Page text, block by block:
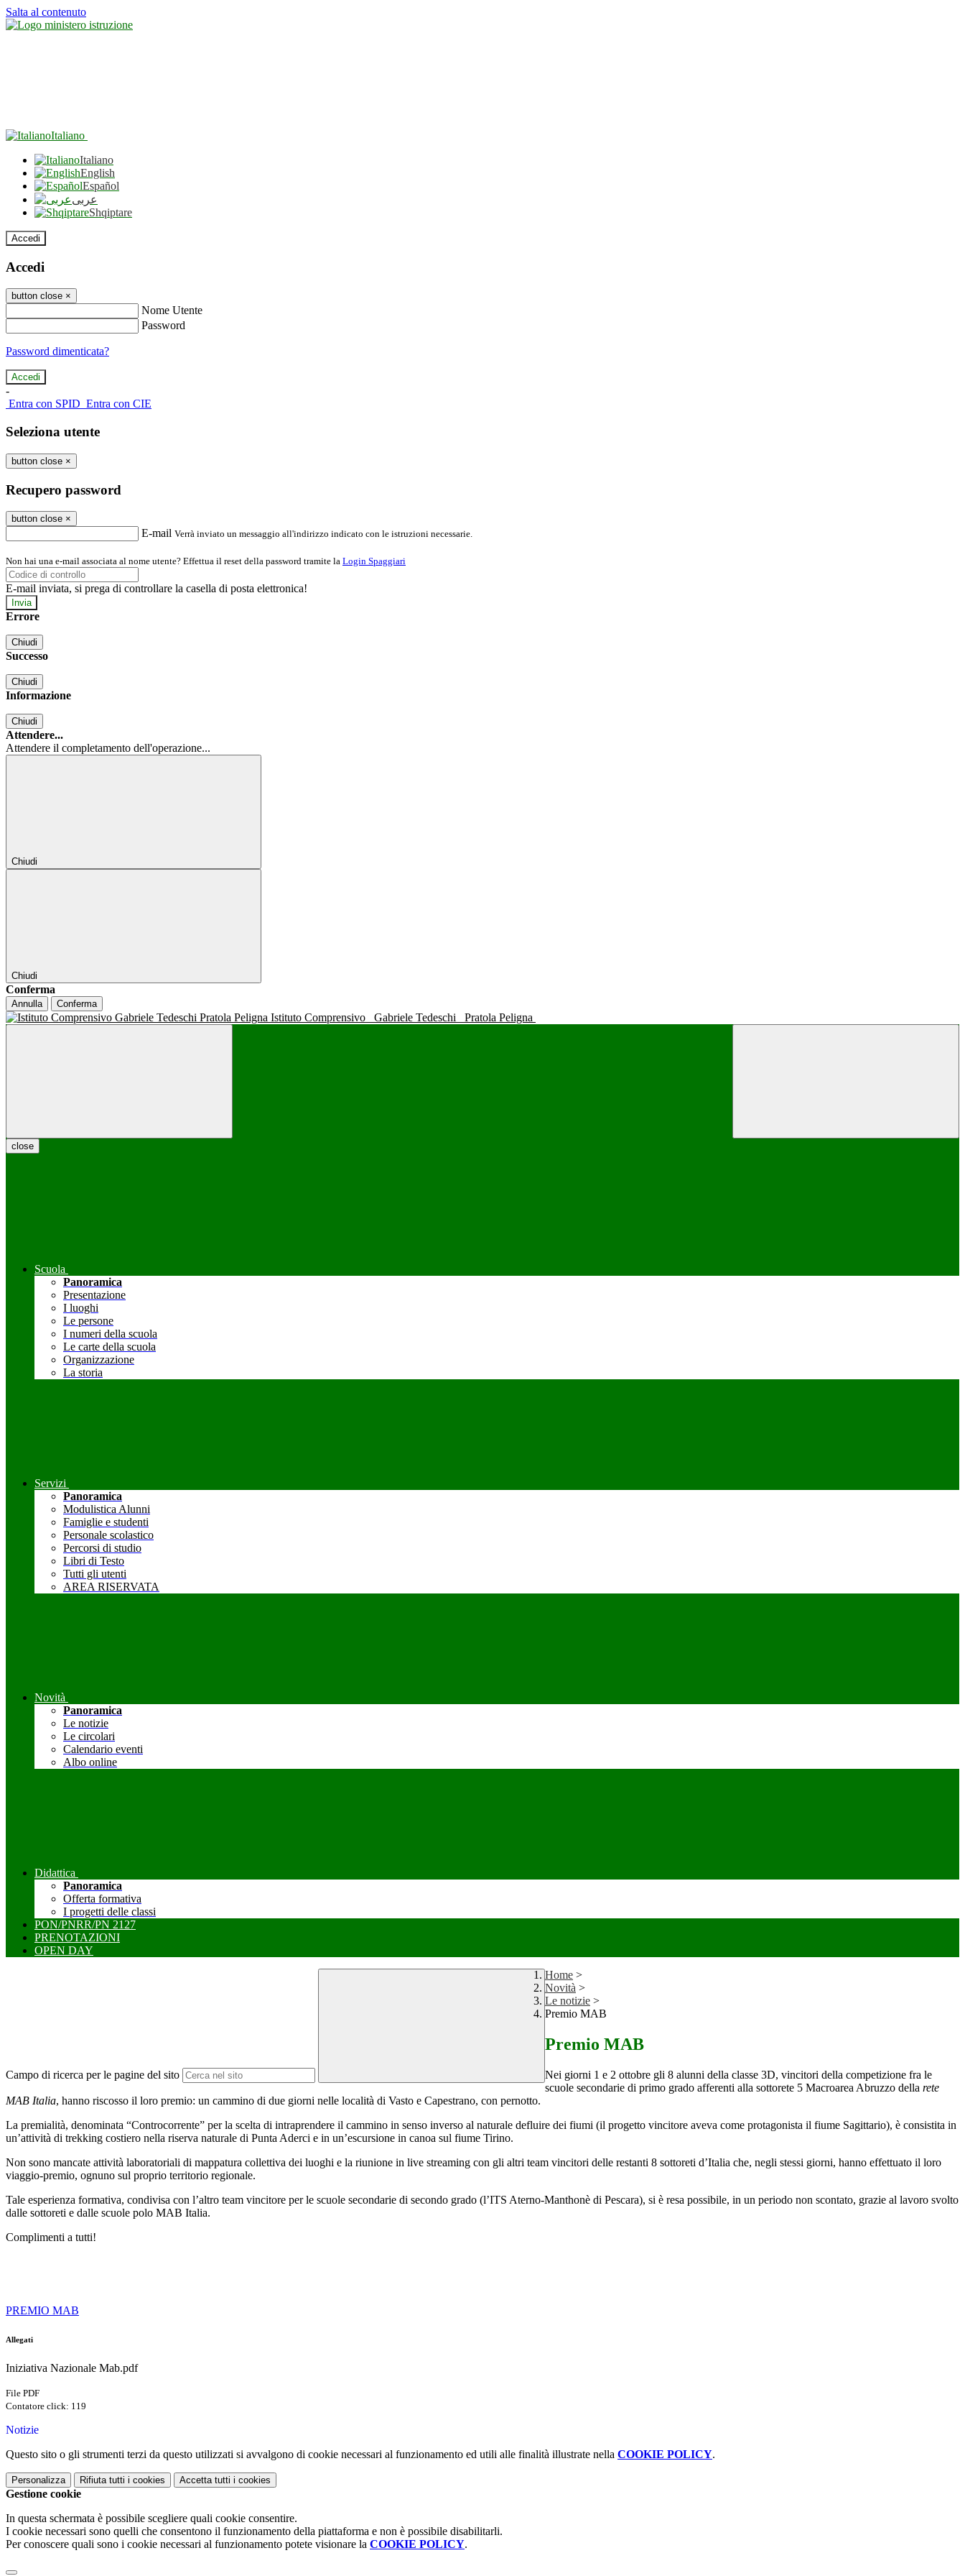
Salta al contenuto
Italiano
Italiano
English
Español
عربى
Shqiptare
Accedi
Accedi
button close ×
Nome Utente
Password
Password dimenticata?
-
Entra con SPID Entra con CIE
Seleziona utente
button close ×
Recupero password
button close ×
E-mail Verrà inviato un messaggio all'indirizzo indicato con le istruzioni necessarie.
Non hai una e-mail associata al nome utente? Effettua il reset della password tramite la Login Spaggiari
E-mail inviata, si prega di controllare la casella di posta elettronica!
Errore
Chiudi
Successo
Chiudi
Informazione
Chiudi
Attendere...
Attendere il completamento dell'operazione...
Chiudi
Chiudi
Conferma
Annulla Conferma
Istituto Comprensivo Gabriele Tedeschi Pratola Peligna
close
Scuola
Panoramica
Presentazione
I luoghi
Le persone
I numeri della scuola
Le carte della scuola
Organizzazione
La storia
Servizi
Panoramica
Modulistica Alunni
Famiglie e studenti
Personale scolastico
Percorsi di studio
Libri di Testo
Tutti gli utenti
AREA RISERVATA
Novità
Panoramica
Le notizie
Le circolari
Calendario eventi
Albo online
Didattica
Panoramica
Offerta formativa
I progetti delle classi
PON/PNRR/PN 2127
PRENOTAZIONI
OPEN DAY
Campo di ricerca per le pagine del sito
Home >
Novità >
Le notizie >
Premio MAB
Premio MAB
Nei giorni 1 e 2 ottobre gli 8 alunni della classe 3D, vincitori della competizione fra le
scuole secondarie di primo grado afferenti alla sottorete 5 Macroarea Abruzzo della rete
MAB Italia, hanno riscosso il loro premio: un cammino di due giorni nelle località di Vasto e Capestrano, con pernotto.
La premialità, denominata “Controcorrente” per la scelta di intraprendere il cammino in senso inverso al naturale defluire dei fiumi (il progetto vincitore aveva come protagonista il fiume Sagittario), è consistita in
un’attività di trekking costiero nella riserva naturale di Punta Aderci e in un’escursione in canoa sul fiume Tirino.
Non sono mancate attività laboratoriali di mappatura collettiva dei luoghi e la riunione in live streaming con gli altri team vincitori delle restanti 8 sottoreti d’Italia che, negli stessi giorni, hanno effettuato il loro
viaggio-premio, ognuno sul proprio territorio regionale.
Tale esperienza formativa, condivisa con l’altro team vincitore per le scuole secondarie di secondo grado (l’ITS Aterno-Manthonè di Pescara), si è resa possibile, in un periodo non scontato, grazie al lavoro svolto
dalle sottoreti e dalle scuole polo MAB Italia.
Complimenti a tutti!
PREMIO MAB
Allegati
Iniziativa Nazionale Mab.pdf
File PDF
Contatore click: 119
Notizie
Questo sito o gli strumenti terzi da questo utilizzati si avvalgono di cookie necessari al funzionamento ed utili alle finalità illustrate nella COOKIE POLICY.
Personalizza Rifiuta tutti i cookies Accetta tutti i cookies
Gestione cookie
In questa schermata è possibile scegliere quali cookie consentire.
I cookie necessari sono quelli che consentono il funzionamento della piattaforma e non è possibile disabilitarli.
Per conoscere quali sono i cookie necessari al funzionamento potete visionare la COOKIE POLICY.